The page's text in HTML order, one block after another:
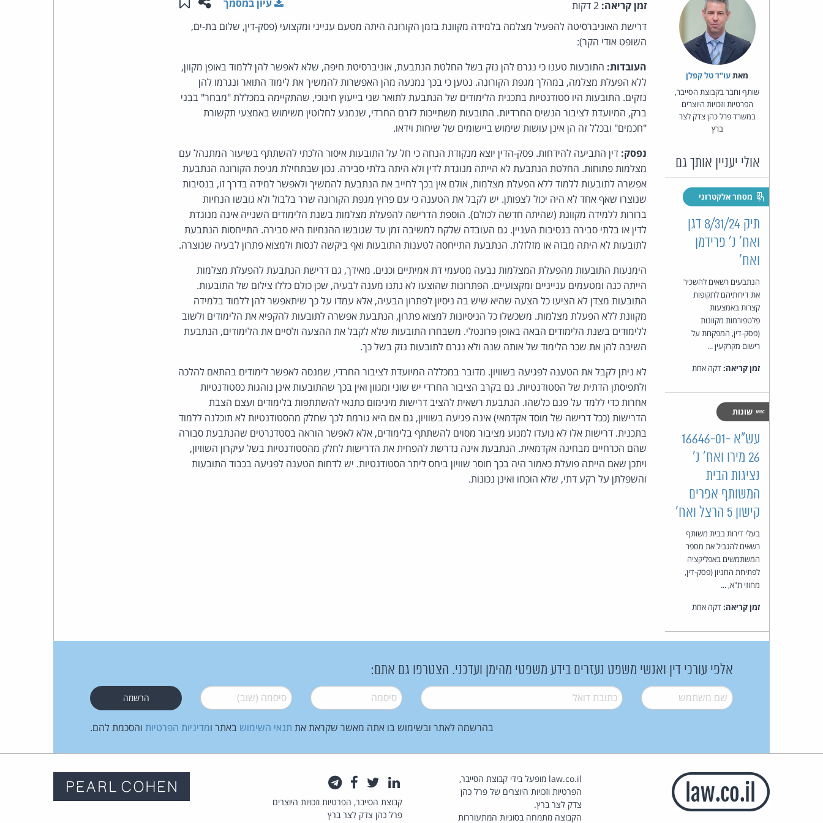
מאת‏עו"ד טל קפלן
שותף וחבר בקבוצת הסייבר,
הפרטיות וזכויות היוצרים
במשרד פרל כהן צדק לצר
ברץ
אולי יעניין אותך גם
מסחר אלקטרוני
תיק 8/31/24 דגן
ואח' נ' פרידמן
ואח'
הנתבעים רשאים להשכיר
את דירותיהם לתקופות
קצרות באמצעות
פלטפורמות מקוונות
(פסק-דין, המפקחת על
רישום מקרקעין ...
זמן קריאה:דקה אחת
שונות
עש"א 16646-01-
26 מירו ואח' נ'
נציגות הבית
המשותף אפרים
קישון 5 הרצל ואח'
בעלי דירות בבית משותף
רשאים להגביל את מספר
המשתמשים באפליקציה
לפתיחת החניון (פסק-דין,
מחוזי ת"א, ...
זמן קריאה:דקה אחת
זמן קריאה:
עיון במסמך
דרישת האוניברסיטה להפעיל מצלמה בלמידה מקוונת בזמן הקורונה היתה מטעם ענייני ומקצועי (פסק-דין, שלום בת-ים,
השופט אודי הקר):
העובדות: התובעות טענו כי נגרם להן נזק בשל החלטת הנתבעת, אוניברסיטת חיפה, שלא לאפשר להן ללמוד באופן מקוון,
ללא הפעלת מצלמה, במהלך מגפת הקורונה. נטען כי בכך נמנעה מהן האפשרות להמשיך את לימוד התואר ונגרמו להן
נזקים. התובעות היו סטודנטיות בתכנית הלימודים של הנתבעת לתואר שני בייעוץ חינוכי, שהתקיימה במכללת "מבחר" בבני
ברק, המיועדת לציבור הנשים החרדיות. התובעות משתייכות לזרם החרדי, שנמנע לחלוטין משימוש באמצעי תקשורת
"חכמים" ובכלל זה הן אינן עושות שימוש ביישומים של שיחות וידאו.
נפסק: דין התביעה להידחות. פסק-הדין יוצא מנקודת הנחה כי חל על התובעות איסור הלכתי להשתתף בשיעור המתנהל עם
מצלמות פתוחות. החלטת הנתבעת לא הייתה מנוגדת לדין ולא היתה בלתי סבירה. נכון שבתחילת מגיפת הקורונה הנתבעת
אפשרה לתובעות ללמוד ללא הפעלת מצלמות, אולם אין בכך לחייב את הנתבעת להמשיך ולאפשר למידה בדרך זו, בנסיבות
שנוצרו שאף אחד לא היה יכול לצפותן. יש לקבל את הטענה כי עם פרוץ מגפת הקורונה שרר בלבול ולא גובשו הנחיות
ברורות ללמידה מקוונת (שהיתה חדשה לכולם). הוספת הדרישה להפעלת מצלמות בשנת הלימודים השנייה אינה מנוגדת
לדין או בלתי סבירה בנסיבות העניין. גם העובדה שלקח למשיבה זמן עד שגובשו ההנחיות היא סבירה. התייחסות הנתבעת
לתובעות לא היתה מבזה או מזלזלת. הנתבעת התייחסה לטענות התובעות ואף ביקשה לנסות ולמצוא פתרון לבעיה שנוצרה.
הימנעות התובעות מהפעלת המצלמות נבעה מטעמי דת אמיתיים וכנים. מאידך, גם דרישת הנתבעת להפעלת מצלמות
הייתה כנה ומטעמים ענייניים ומקצועיים. הפתרונות שהוצעו לא נתנו מענה לבעיה, שכן כולם כללו צילום של התובעות.
התובעות מצדן לא הציעו כל הצעה שהיא שיש בה ניסיון לפתרון הבעיה, אלא עמדו על כך שיתאפשר להן ללמוד בלמידה
מקוונת ללא הפעלת מצלמות. משכשלו כל הניסיונות למצוא פתרון, הנתבעת אפשרה לתובעות להקפיא את הלימודים ולשוב
ללימודים בשנת הלימודים הבאה באופן פרונטלי. משבחרו התובעות שלא לקבל את ההצעה ולסיים את הלימודים, הנתבעת
השיבה להן את שכר הלימוד של אותה שנה ולא נגרם לתובעות נזק בשל כך.
לא ניתן לקבל את הטענה לפגיעה בשוויון. מדובר במכללה המיועדת לציבור החרדי, שמנסה לאפשר לימודים בהתאם להלכה
ולתפיסתן הדתית של הסטודנטיות. גם בקרב הציבור החרדי יש שוני ומגוון ואין בכך שהתובעות אינן נוהגות כסטודנטיות
אחרות כדי ללמד על פגם כלשהו. הנתבעת רשאית להציב דרישות מינימום כתנאי להשתתפות בלימודים ועצם הצבת
הדרישות (ככל דרישה של מוסד אקדמאי) אינה פגיעה בשוויון, גם אם היא גורמת לכך שחלק מהסטודנטיות לא תוכלנה ללמוד
בתכנית. דרישות אלו לא נועדו למנוע מציבור מסוים להשתתף בלימודים, אלא לאפשר הוראה בסטדנרטים שהנתבעת סבורה
שהם הכרחיים מבחינה אקדמאית. הנתבעת אינה נדרשת להפחית את הדרישות לחלק מהסטודנטיות בשל עיקרון השוויון,
ויתכן שאם הייתה פועלת כאמור היה בכך חוסר שוויון ביחס ליתר הסטודנטיות. יש לדחות הטענה לפגיעה בכבוד התובעות
והשפלתן על רקע דתי, שלא הוכחו ואינן נכונות.
אלפי עורכי דין ואנשי משפט נעזרים בידע משפטי מהימן ועדכני. הצטרפו גם אתם:
שם משתמש* דואל* סיסמה* סיסמה (שוב)*
בהרשמה לאתר ובשימוש בו אתה מאשר שקראת את תנאי השימוש באתר ומדיניות הפרטיות והסכמת להם.
law.co.il מופעל בידי קבוצת הסייבר,
הפרטיות וזכויות היוצרים של פרל כהן
צדק לצר ברץ.
הקבוצה מתמחה בסוגיות המתעוררות
לינקדאין
טוויטרפייסבוק
קבוצת הסייבר, הפרטיות וזכויות היוצרים
פרל כהן צדק לצר ברץ